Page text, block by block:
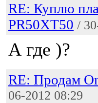
RE: Куплю
PR50XT50 /
А где )?
RE: Продам
06-2012 08:29